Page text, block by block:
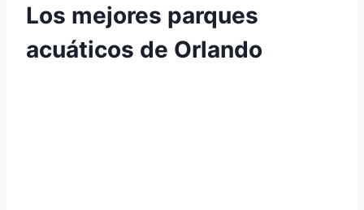
Los mejores parques
acuáticos de Orlando